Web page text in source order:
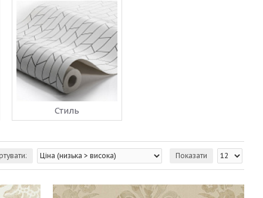
Стиль
Показати